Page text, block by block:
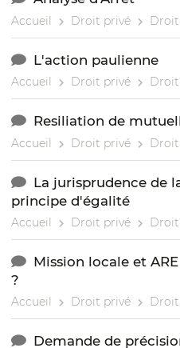
Accueil Droit privé Droit
L'action paulienne
Accueil Droit privé Droit
Resiliation de
Accueil Droit privé Droit
La jurisprudence de
principe d'égalité
Accueil Droit privé Droit
Mission locale et
?
Accueil Droit privé Droit
Demande de